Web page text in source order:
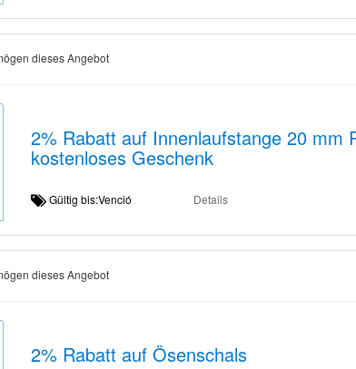
dieses Angebot
2% Rabatt auf Innenlaufstange 20 mm
kostenloses Geschenk
Gültig bis:Venció Details
dieses Angebot
2% Rabatt auf Ösenschals